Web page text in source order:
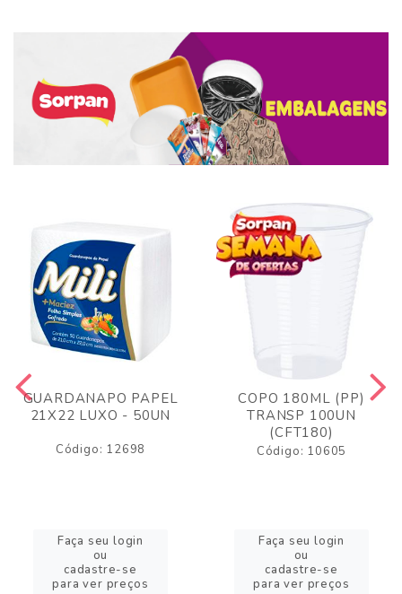
GUARDANAPO PAPEL
21X22 LUXO - 50UN
Código: 12698
Faça seu login
ou
cadastre-se
para ver preços
COPO 180ML (PP)
TRANSP 100UN
(CFT180)
Código: 10605
Faça seu login
ou
cadastre-se
para ver preços